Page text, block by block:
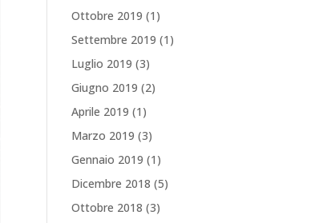
Ottobre 2019 (1)
Settembre 2019 (1)
Luglio 2019 (3)
Giugno 2019 (2)
Aprile 2019 (1)
Marzo 2019 (3)
Gennaio 2019 (1)
Dicembre 2018 (5)
Ottobre 2018 (3)